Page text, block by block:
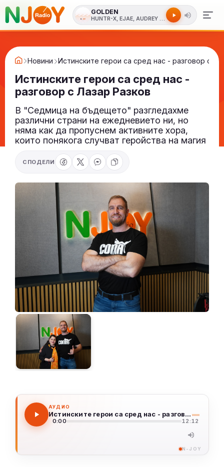
GOLDEN
HUNTR-X, EJAE, AUDREY NUNA, REI AMI, KPOP
Новини Истинските герои са сред нас - разговор с
Истинските герои са сред нас -
разговор с Лазар Разков
В "Седмица на бъдещето" разгледахме
различни страни на ежедневието ни, но
няма как да пропуснем активните хора,
които понякога случват геройства на магия
СПОДЕЛИ
АУДИО
Истинските герои са сред нас - разговор с Лазар Разков
0:00 12:12
N-JOY